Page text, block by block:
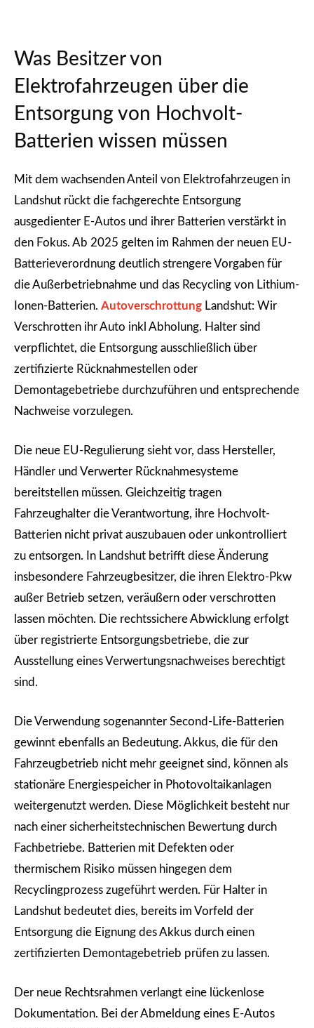
Was Besitzer von
Elektrofahrzeugen über die
Entsorgung von Hochvolt-
Batterien wissen müssen
Mit dem wachsenden Anteil von Elektrofahrzeugen in
Landshut rückt die fachgerechte Entsorgung
ausgedienter E-Autos und ihrer Batterien verstärkt in
den Fokus. Ab 2025 gelten im Rahmen der neuen EU-
Batterieverordnung deutlich strengere Vorgaben für
die Außerbetriebnahme und das Recycling von Lithium-
Ionen-Batterien. Autoverschrottung Landshut: Wir
Verschrotten ihr Auto inkl Abholung. Halter sind
verpflichtet, die Entsorgung ausschließlich über
zertifizierte Rücknahmestellen oder
Demontagebetriebe durchzuführen und entsprechende
Nachweise vorzulegen.
Die neue EU-Regulierung sieht vor, dass Hersteller,
Händler und Verwerter Rücknahmesysteme
bereitstellen müssen. Gleichzeitig tragen
Fahrzeughalter die Verantwortung, ihre Hochvolt-
Batterien nicht privat auszubauen oder unkontrolliert
zu entsorgen. In Landshut betrifft diese Änderung
insbesondere Fahrzeugbesitzer, die ihren Elektro-Pkw
außer Betrieb setzen, veräußern oder verschrotten
lassen möchten. Die rechtssichere Abwicklung erfolgt
über registrierte Entsorgungsbetriebe, die zur
Ausstellung eines Verwertungsnachweises berechtigt
sind.
Die Verwendung sogenannter Second-Life-Batterien
gewinnt ebenfalls an Bedeutung. Akkus, die für den
Fahrzeugbetrieb nicht mehr geeignet sind, können als
stationäre Energiespeicher in Photovoltaikanlagen
weitergenutzt werden. Diese Möglichkeit besteht nur
nach einer sicherheitstechnischen Bewertung durch
Fachbetriebe. Batterien mit Defekten oder
thermischem Risiko müssen hingegen dem
Recyclingprozess zugeführt werden. Für Halter in
Landshut bedeutet dies, bereits im Vorfeld der
Entsorgung die Eignung des Akkus durch einen
zertifizierten Demontagebetrieb prüfen zu lassen.
Der neue Rechtsrahmen verlangt eine lückenlose
Dokumentation. Bei der Abmeldung eines E-Autos